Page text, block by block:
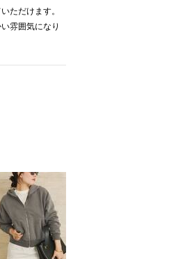
ただけます。
雰囲気になり